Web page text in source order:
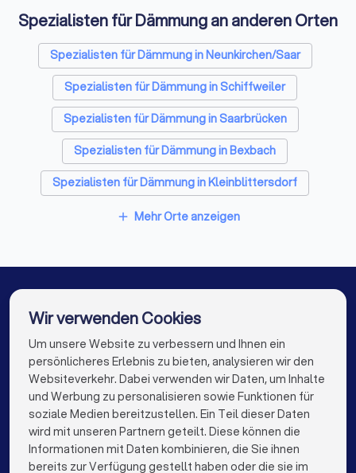
Sicherheitstechniker in Sankt Ingbert
Trockenbauer in Sankt Ingbert
Sanitärinstallateure in Sankt Ingbert
Fliesenleger in Sankt Ingbert
Fensterbauer in Sankt Ingbert
Bodenleger in Sankt Ingbert
Spezialisten für Dämmung an anderen Orten
Spezialisten für Dämmung in Neunkirchen/Saar
Spezialisten für Dämmung in Schiffweiler
Spezialisten für Dämmung in Saarbrücken
Spezialisten für Dämmung in Bexbach
Spezialisten für Dämmung in Kleinblittersdorf
Spezialisten für Dämmung in Heusweiler
Spezialisten für Dämmung in Eppelborn
Spezialisten für Dämmung in Zweibrücken
Spezialisten für Dämmung in Berlin
Spezialisten für Dämmung in Hamburg
Spezialisten für Dämmung in München
Spezialisten für Dämmung in Köln
add Mehr Orte anzeigen
Die besten Spezialisten für Dämmung für Sie
info@trustlocal.de
Wir verwenden Cookies
Um unsere Website zu verbessern und Ihnen ein
persönlicheres Erlebnis zu bieten, analysieren wir den
Websiteverkehr. Dabei verwenden wir Daten, um Inhalte
und Werbung zu personalisieren sowie Funktionen für
soziale Medien bereitzustellen. Ein Teil dieser Daten
wird mit unseren Partnern geteilt. Diese können die
Informationen mit Daten kombinieren, die Sie ihnen
bereits zur Verfügung gestellt haben oder die sie im